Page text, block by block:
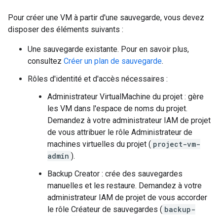
Pour créer une VM à partir d'une sauvegarde, vous devez
disposer des éléments suivants :
Une sauvegarde existante. Pour en savoir plus,
consultez Créer un plan de sauvegarde.
Rôles d'identité et d'accès nécessaires :
Administrateur VirtualMachine du projet : gère
les VM dans l'espace de noms du projet.
Demandez à votre administrateur IAM de projet
de vous attribuer le rôle Administrateur de
machines virtuelles du projet ( project-vm-
admin ).
Backup Creator : crée des sauvegardes
manuelles et les restaure. Demandez à votre
administrateur IAM de projet de vous accorder
le rôle Créateur de sauvegardes ( backup-